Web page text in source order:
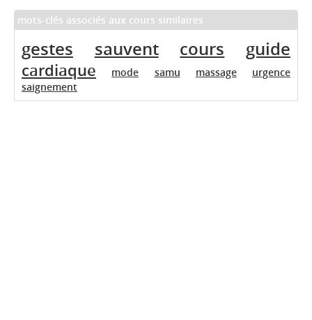
mots-clés associés aux cours similaires
gestes sauvent cours guide
cardiaque mode samu massage
urgence
saignement